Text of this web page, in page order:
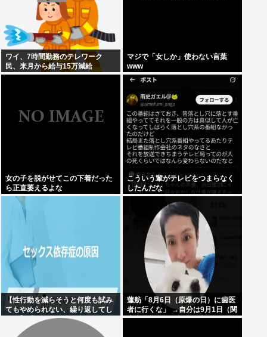
ワイ、7時間勤務のテレワーク
民、来月から給与15万減給
マジで「女しか」使わない言葉
www
女の子を脱がせてこの下着だった
ら正直萎えるよな
こういう輩がテレビをつまらなく
したんだな
【性行動を減らそうと何度も試み
てもやめられない、繰り返してし
まう】「セクロス依存症」
蓮舫「8月6日（原爆の日）に歯医
者に行くな」 →自分は9月1日（関
東大震災の日）に歯医者に行って